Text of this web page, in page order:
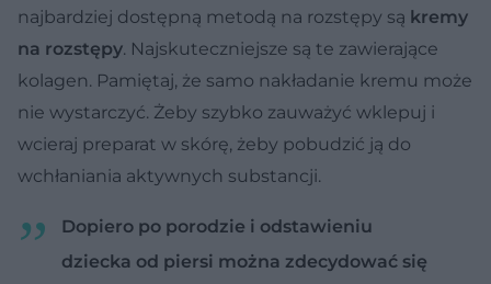
najbardziej dostępną metodą na rozstępy są kremy
na rozstępy. Najskuteczniejsze są te zawierające
kolagen. Pamiętaj, że samo nakładanie kremu może
nie wystarczyć. Żeby szybko zauważyć wklepuj i
wcieraj preparat w skórę, żeby pobudzić ją do
wchłaniania aktywnych substancji.
Dopiero po porodzie i odstawieniu
dziecka od piersi można zdecydować się